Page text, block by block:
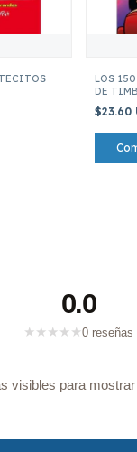
LOS
DE
$23.60
0.0
★ ★ ★ ★ ★0 reseñas
visibles para